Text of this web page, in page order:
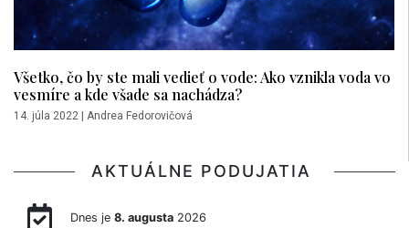
Všetko, čo by ste mali vedieť o vode: Ako vznikla voda vo
vesmíre a kde všade sa nachádza?
14. júla 2022 | Andrea Fedorovičová
AKTUÁLNE PODUJATIA
Dnes je 8. augusta2026